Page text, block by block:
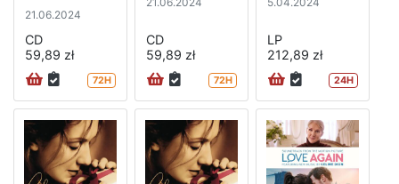
21.06.2024
CD
59,89 zł
72H
CD
59,89 zł
72H
LP
212,89 zł
24H